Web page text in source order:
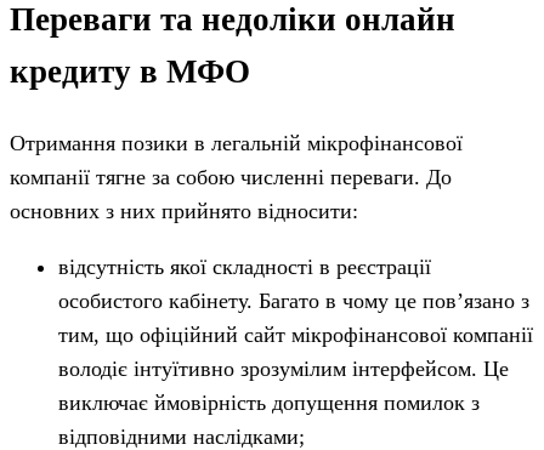
Переваги та недоліки онлайн
кредиту в МФО
Отримання позики в легальній мікрофінансової
компанії тягне за собою численні переваги. До
основних з них прийнято відносити:
відсутність якої складності в реєстрації
особистого кабінету. Багато в чому це пов’язано з
тим, що офіційний сайт мікрофінансової компанії
володіє інтуїтивно зрозумілим інтерфейсом. Це
виключає ймовірність допущення помилок з
відповідними наслідками;